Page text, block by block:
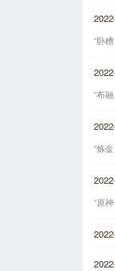
“卧
“布
“炼
“原